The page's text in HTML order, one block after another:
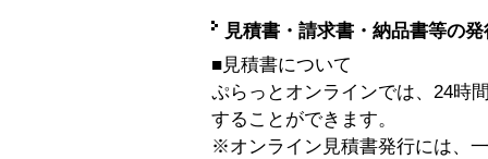
見積書・請求書・納品書等の
■見積書について
ぷらっとオンラインでは、24時
することができます。
※オンライン見積書発行には、